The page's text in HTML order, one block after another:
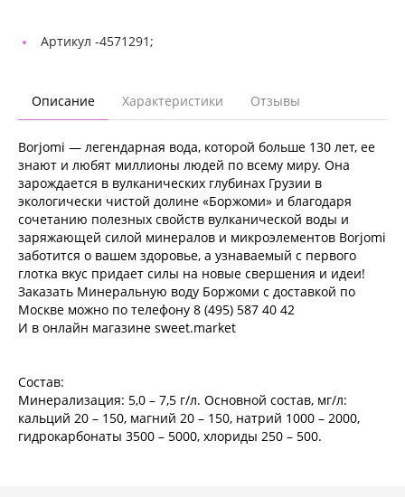
Артикул -4571291;
Описание Характеристики Отзывы
Borjomi — легендарная вода, которой больше 130 лет, ее
знают и любят миллионы людей по всему миру. Она
зарождается в вулканических глубинах Грузии в
экологически чистой долине «Боржоми» и благодаря
сочетанию полезных свойств вулканической воды и
заряжающей силой минералов и микроэлементов Borjomi
заботится о вашем здоровье, а узнаваемый с первого
глотка вкус придает силы на новые свершения и идеи!
Заказать Минеральную воду Боржоми с доставкой по
Москве можно по телефону 8 (495) 587 40 42
И в онлайн магазине sweet.market
Состав:
Минерализация: 5,0 – 7,5 г/л. Основной состав, мг/л:
кальций 20 – 150, магний 20 – 150, натрий 1000 – 2000,
гидрокарбонаты 3500 – 5000, хлориды 250 – 500.